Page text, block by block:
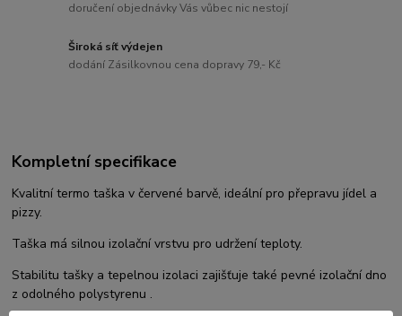
doručení objednávky Vás vůbec nic nestojí
Široká síť výdejen
dodání Zásilkovnou cena dopravy 79,- Kč
Kompletní specifikace
Kvalitní termo taška v červené barvě, ideální pro přepravu jídel a
pizzy.
Taška má silnou izolační vrstvu pro udržení teploty.
Stabilitu tašky a tepelnou izolaci zajišťuje také pevné izolační dno
z odolného polystyrenu .